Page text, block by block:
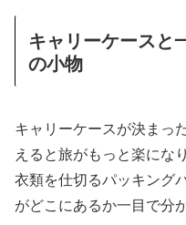
キャリーケースと
の小物
キャリーケースが決まっ
えると旅がもっと楽にな
衣類を仕切るパッキング
がどこにあるか一目で分